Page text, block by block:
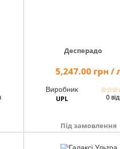
Десперадо
5,247.00 грн /
Виробник
UPL
☆☆☆
0
Під замовлення